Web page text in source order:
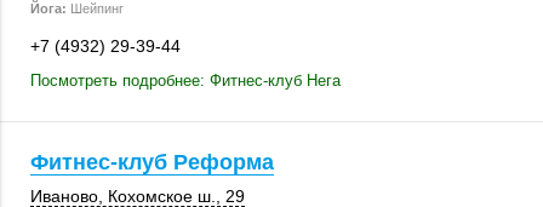
Йога: Шейпинг
+7 (4932) 29-39-44
Посмотреть подробнее: Фитнес-клуб Нега
Фитнес-клуб Реформа
Иваново Кохомское ш., 29